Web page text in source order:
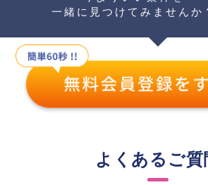
一緒に見つけてみませんか
よくあるご質